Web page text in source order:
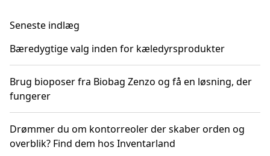
Seneste indlæg
Bæredygtige valg inden for kæledyrsprodukter
Brug bioposer fra Biobag Zenzo og få en løsning, der
fungerer
Drømmer du om kontorreoler der skaber orden og
overblik? Find dem hos Inventarland